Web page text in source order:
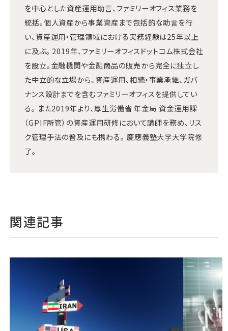
を中心とした資産運用助言、ファミリーオフィス業務を
統括。個人資産から事業資産まで包括的な助言を行
い、資産運用・管理領域における実務経験は25年以上
に及ぶ。 2019年、ファミリーオフィスドットコム株式会社
を設立。金融機関や金融商品の販売から完全に独立し
た中立的な立場から、資産運用、相続・事業承継、ガバ
ナンス設計までを含むファミリーオフィスを提供してい
る。 また2019年より、厚生労働省 年金局 資金運用課
（GPIF所管）の資産運用研修において講師を務め、リス
ク管理手法の普及にも携わる。 慶應義塾大学大学院修
了。
関連記事